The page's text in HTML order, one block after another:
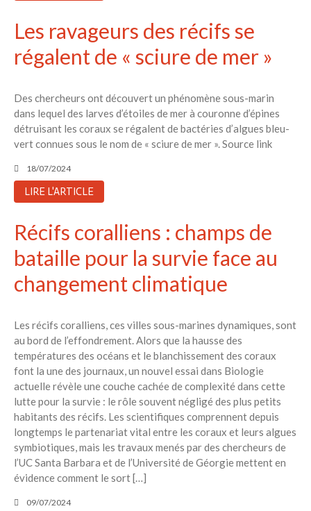
Les ravageurs des récifs se
régalent de « sciure de mer »
Des chercheurs ont découvert un phénomène sous-marin
dans lequel des larves d’étoiles de mer à couronne d’épines
détruisant les coraux se régalent de bactéries d’algues bleu-
vert connues sous le nom de « sciure de mer ». Source link
18/07/2024
LIRE L'ARTICLE
Récifs coralliens : champs de
bataille pour la survie face au
changement climatique
Les récifs coralliens, ces villes sous-marines dynamiques, sont
au bord de l’effondrement. Alors que la hausse des
températures des océans et le blanchissement des coraux
font la une des journaux, un nouvel essai dans Biologie
actuelle révèle une couche cachée de complexité dans cette
lutte pour la survie : le rôle souvent négligé des plus petits
habitants des récifs. Les scientifiques comprennent depuis
longtemps le partenariat vital entre les coraux et leurs algues
symbiotiques, mais les travaux menés par des chercheurs de
l’UC Santa Barbara et de l’Université de Géorgie mettent en
évidence comment le sort […]
09/07/2024